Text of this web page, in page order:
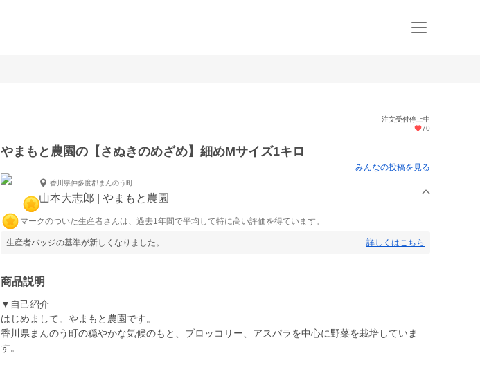
注文受付停止中
70
やまもと農園の【さぬきのめざめ】細めMサイズ1キロ
みんなの投稿を見る
香川県仲多度郡まんのう町
山本大志郎 | やまもと農園
マークのついた生産者さんは、過去1年間で平均して特に高い評価を得ています。
生産者バッジの基準が新しくなりました。 詳しくはこちら
商品説明
▼自己紹介
はじめまして。やまもと農園です。
香川県まんのう町の穏やかな気候のもと、ブロッコリー、アスパラを中心に野菜を栽培していま
す。